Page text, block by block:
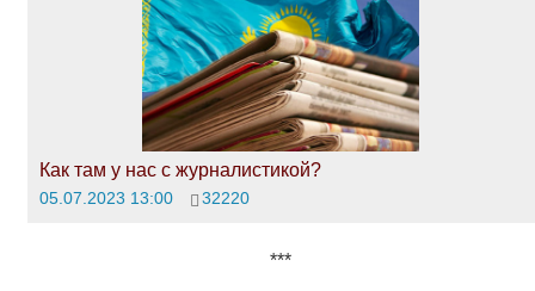
Как там у нас с журналистикой?
05.07.2023 13:00 32220
***